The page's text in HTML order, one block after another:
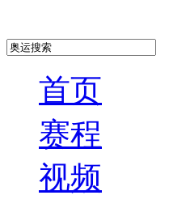
首页
赛程
视频